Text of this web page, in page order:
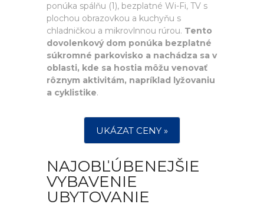
ponúka spálňu (1), bezplatné Wi-Fi, TV s
plochou obrazovkou a kuchyňu s
chladničkou a mikrovlnnou rúrou. Tento
dovolenkový dom ponúka bezplatné
súkromné parkovisko a nachádza sa v
oblasti, kde sa hostia môžu venovať
rôznym aktivitám, napríklad lyžovaniu
a cyklistike.
UKÁZAT CENY »
NAJOBĽÚBENEJŠIE
VYBAVENIE
UBYTOVANIE